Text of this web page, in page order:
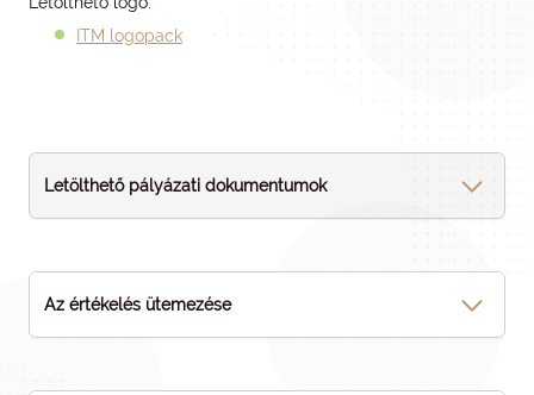
ITM logopack
Letölthető pályázati dokumentumok
Az értékelés ütemezése